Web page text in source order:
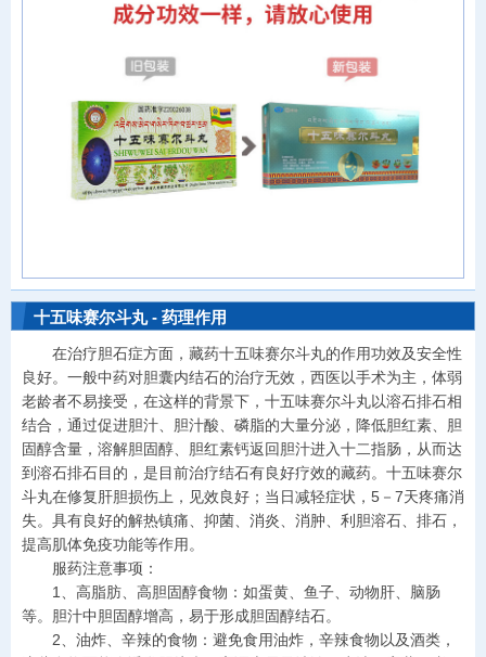
十五味赛尔斗丸 - 药理作用
在治疗胆石症方面，藏药十五味赛尔斗丸的作用功效及安全性
良好。一般中药对胆囊内结石的治疗无效，西医以手术为主，体弱
老龄者不易接受，在这样的背景下，十五味赛尔斗丸以溶石排石相
结合，通过促进胆汁、胆汁酸、磷脂的大量分泌，降低胆红素、胆
固醇含量，溶解胆固醇、胆红素钙返回胆汁进入十二指肠，从而达
到溶石排石目的，是目前治疗结石有良好疗效的藏药。十五味赛尔
斗丸在修复肝胆损伤上，见效良好；当日减轻症状，5－7天疼痛消
失。具有良好的解热镇痛、抑菌、消炎、消肿、利胆溶石、排石，
提高肌体免疫功能等作用。
服药注意事项：
1、高脂肪、高胆固醇食物：如蛋黄、鱼子、动物肝、脑肠
等。胆汁中胆固醇增高，易于形成胆固醇结石。
2、油炸、辛辣的食物：避免食用油炸，辛辣食物以及酒类，